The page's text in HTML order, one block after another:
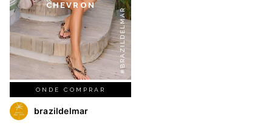
CHEVRON
#BRAZILDELMAR
ONDE COMPRAR
brazildelmar